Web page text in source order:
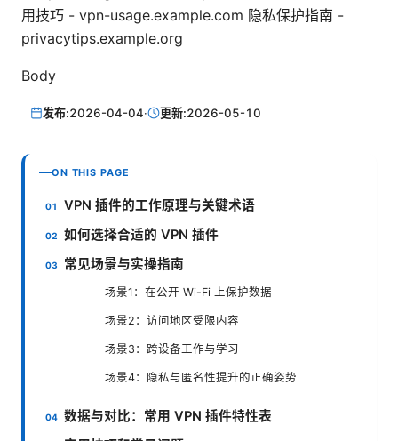
用技巧 - vpn-usage.example.com 隐私保护指南 -
privacytips.example.org
Body
发布:2026-04-04· 更新:2026-05-10
ON THIS PAGE
VPN 插件的工作原理与关键术语
如何选择合适的 VPN 插件
常见场景与实操指南
场景1：在公开 Wi-Fi 上保护数据
场景2：访问地区受限内容
场景3：跨设备工作与学习
场景4：隐私与匿名性提升的正确姿势
数据与对比：常用 VPN 插件特性表